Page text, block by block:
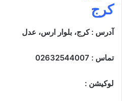
کرج
آدرس : کرج، بلوار ارس، عدل
تماس : 02632544007
لوکیشن :